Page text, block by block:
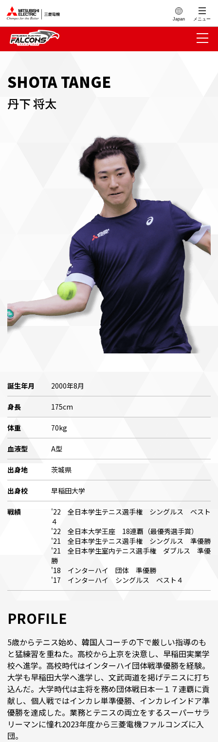
Japan メニュー
SHOTA TANGE
丹下 将太
誕生年月 2000年8月
身長 175cm
体重 70kg
血液型 A型
出身地 茨城県
出身校 早稲田大学
戦績
'22 全日本学生テニス選手権 シングルス ベスト
４
'22 全日本大学王座 18連覇（最優秀選手賞）
'21 全日本学生テニス選手権 シングルス 準優勝
'21 全日本学生室内テニス選手権 ダブルス 準優
勝
'18 インターハイ 団体 準優勝
'17 インターハイ シングルス ベスト４
PROFILE
5歳からテニス始め、韓国人コーチの下で厳しい指導のも
と猛練習を重ねた。高校から上京を決意し、早稲田実業学
校へ進学。高校時代はインターハイ団体戦準優勝を経験。
大学も早稲田大学へ進学し、文武両道を掲げテニスに打ち
込んだ。大学時代は主将を務め団体戦日本一１７連覇に貢
献し、個人戦ではインカレ単準優勝、インカレインドア準
優勝を達成した。業務とテニスの両立をするスーパーサラ
リーマンに憧れ2023年度から三菱電機ファルコンズに入
団。